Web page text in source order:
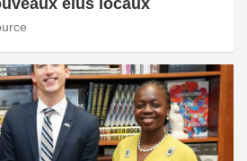
élus locaux